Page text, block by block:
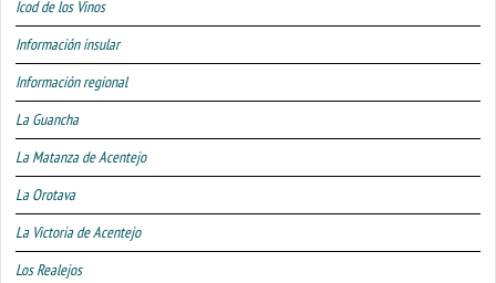
Icod de los Vinos
Información insular
Información regional
La Guancha
La Matanza de Acentejo
La Orotava
La Victoria de Acentejo
Los Realejos